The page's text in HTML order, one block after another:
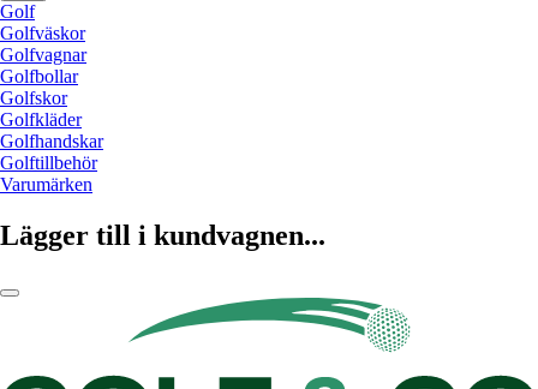
Golf
Golfväskor
Golfvagnar
Golfbollar
Golfskor
Golfkläder
Golfhandskar
Golftillbehör
Varumärken
Lägger till i kundvagnen...